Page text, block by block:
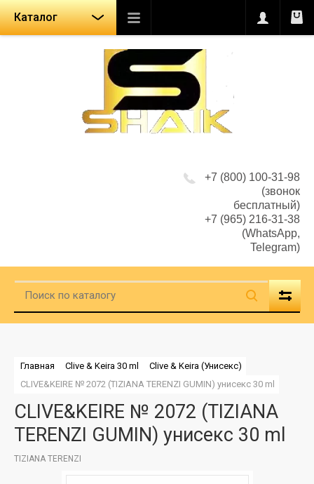
Каталог
+7 (800) 100-31-98
(звонок
бесплатный)
+7 (965) 216-31-38
(WhatsApp,
Telegram)
Главная Clive & Keira 30 ml
Clive & Keira (Унисекс)
CLIVE&KEIRE № 2072 (TIZIANA TERENZI GUMIN) унисекс 30 ml
CLIVE&KEIRE № 2072 (TIZIANA
TERENZI GUMIN) унисекс 30 ml
TIZIANA TERENZI